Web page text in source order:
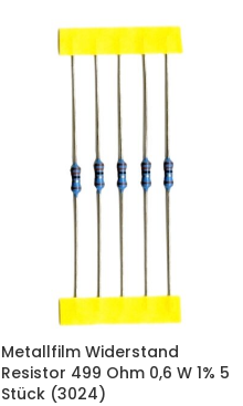
Metallfilm Widerstand
Resistor 499 Ohm 0,6 W 1% 5
Stück (3024)